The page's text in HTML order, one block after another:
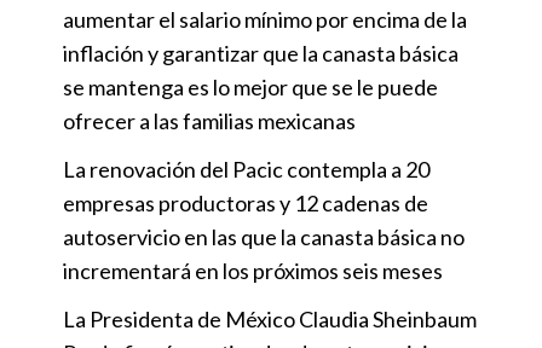
aumentar el salario mínimo por encima de la
inflación y garantizar que la canasta básica
se mantenga es lo mejor que se le puede
ofrecer a las familias mexicanas
La renovación del Pacic contempla a 20
empresas productoras y 12 cadenas de
autoservicio en las que la canasta básica no
incrementará en los próximos seis meses
La Presidenta de México Claudia Sheinbaum